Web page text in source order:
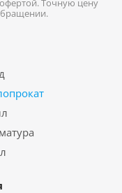
Точную цену